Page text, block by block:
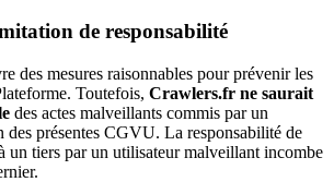
de responsabilité
des mesures raisonnables pour prévenir les
Toutefois, Crawlers.fr ne saurait
des actes malveillants commis par un
des présentes CGVU. La responsabilité de
un tiers par un utilisateur malveillant incombe